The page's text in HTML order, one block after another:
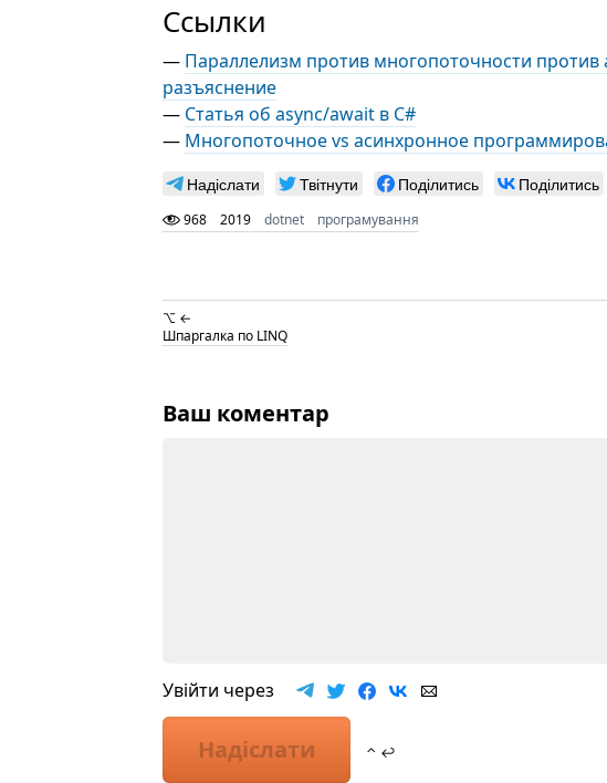
Ссылки
— Параллелизм против многопоточности
разъяснение
— Cтатья об async/await в C#
— Многопоточное vs асинхронное
Надіслати Твітнути Поділитись Поділитись
968 2019 dotnet програмування
⌥ ←
Шпаргалка по LINQ
Ваш коментар
Увійти через
Надіслати ⌃ ↩